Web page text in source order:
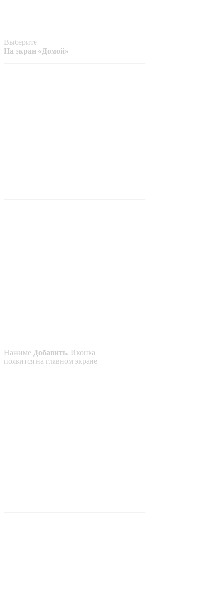
Выберите
На экран «Домой»
Нажиме Добавить. Иконка
появится на главном экране